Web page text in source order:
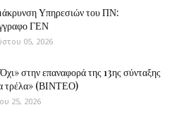
Υπηρεσιών του ΠΝ:
ΓΕΝ
05, 2026
στην επαναφορά της 13ης σύνταξης
τρέλα» (ΒΙΝΤΕΟ)
25, 2026